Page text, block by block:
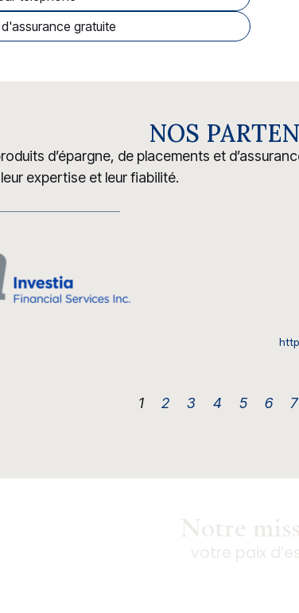
gratuite
NOS
d’épargne, de placements et
expertise et leur fiabilité.
1 2 3 4 5 6 7
Notre
votre paix